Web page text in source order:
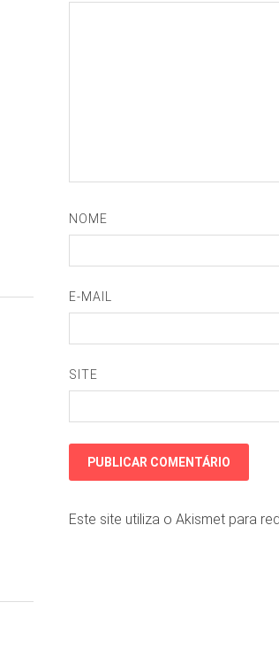
NOME
E-MAIL
SITE
Este site utiliza o Akismet para